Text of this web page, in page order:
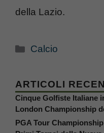
della Lazio.
Categorie
Calcio
ARTICOLI
Cinque Golfiste Italiane
London Championship
PGA Tour